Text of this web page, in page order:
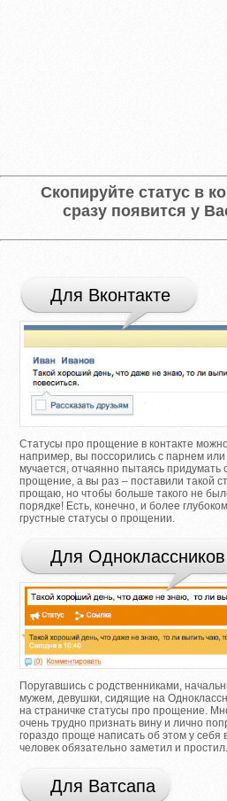
Скопируйте статус в
сразу появится у
Для Вконтакте
Статусы про прощение в контакте можно
например, вы поссорились с парнем
мучается, отчаянно пытаясь придумать
прощение, а вы раз – поставили такой
прощаю, но чтобы больше такого не
порядке! Есть, конечно, и более
грустные статусы о прощении.
Для Одноклассников
Поругавшись с родственниками,
мужем, девушки, сидящие на
на страничке статусы про прощение.
очень трудно признать вину и лично
гораздо проще написать об этом у себя
человек обязательно заметил и простил.
Для Ватсапа